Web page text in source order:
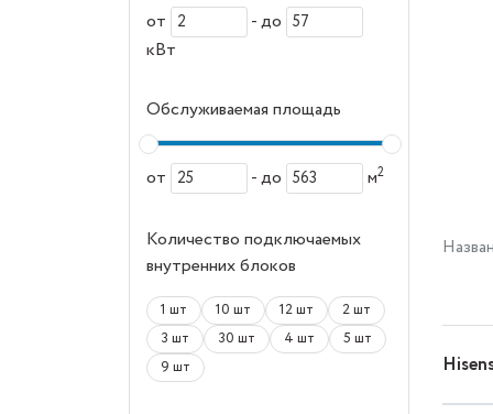
от -до
кВт
Обслуживаемая площадь
от -до м2
Количество подключаемых
внутренних блоков
1 шт 10 шт 12 шт
2 шт
3 шт
30 шт 4 шт
5 шт
9 шт